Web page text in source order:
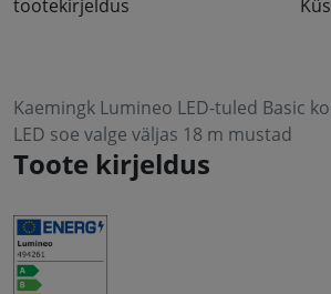
tootekirjeldus
Kaemingk Lumineo LED-tuled Basic
LED soe valge väljas 18 m mustad
Toote kirjeldus